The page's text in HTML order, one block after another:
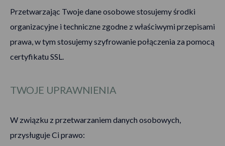
Przetwarzając Twoje dane osobowe stosujemy środki
organizacyjne i techniczne zgodne z właściwymi przepisami
prawa, w tym stosujemy szyfrowanie połączenia za pomocą
certyfikatu SSL.
TWOJE UPRAWNIENIA
W związku z przetwarzaniem danych osobowych,
przysługuje Ci prawo: